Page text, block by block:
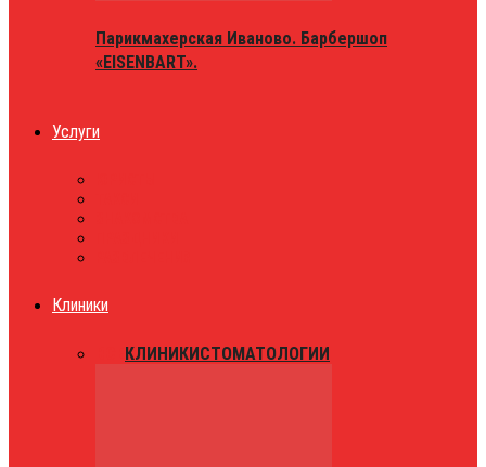
Парикмахерская Иваново. Барбершоп
«EISENBART».
Услуги
Клиники
КЛИНИКИСТОМАТОЛОГИИ